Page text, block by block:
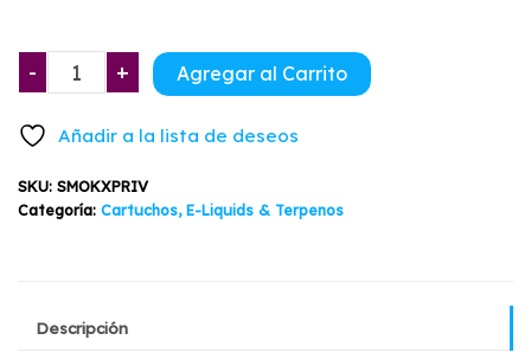
-
Priv
Colores
Smok
cantidad
+ Agregar al Carrito
Añadir a la lista de deseos
SKU: SMOKXPRIV
Categoría: Cartuchos, E-Liquids & Terpenos
Descripción